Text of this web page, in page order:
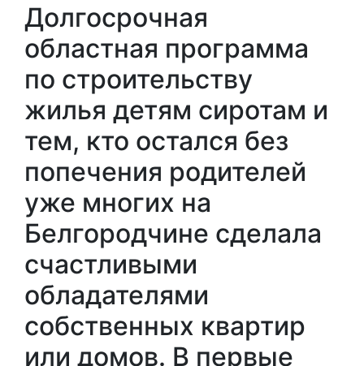
Долгосрочная
областная программа
по строительству
жилья детям сиротам и
тем, кто остался без
попечения родителей
уже многих на
Белгородчине сделала
счастливыми
обладателями
собственных квартир
или домов. В первые